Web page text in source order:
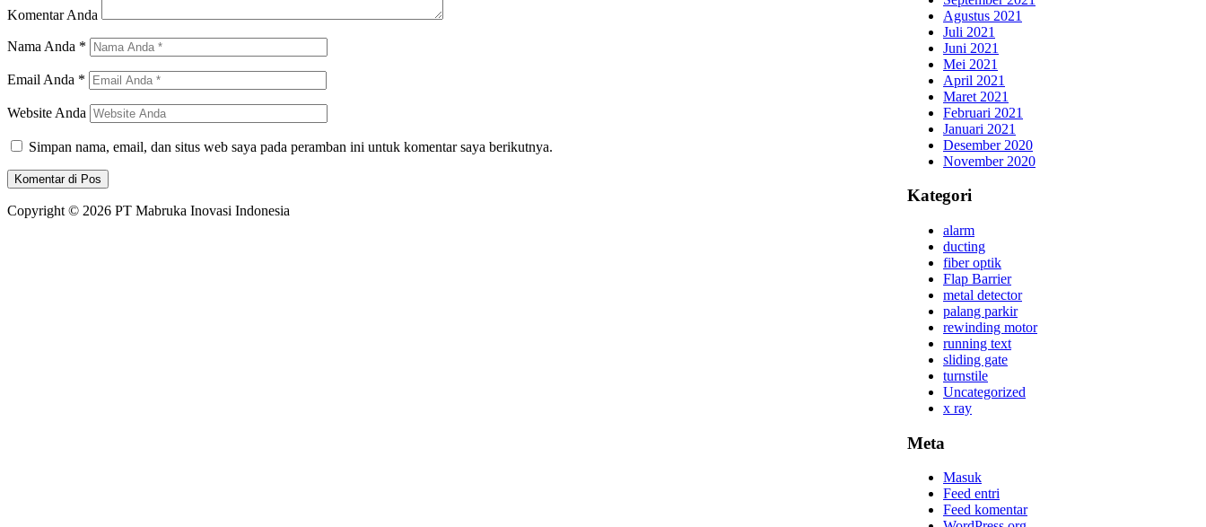
Komentar Anda
Nama Anda *
Email Anda *
Website Anda
Simpan nama, email, dan situs web saya pada peramban ini untuk komentar saya berikutnya.
Agustus 2021
Juli 2021
Juni 2021
Mei 2021
April 2021
Maret 2021
Februari 2021
Januari 2021
Desember 2020
November 2020
Kategori
alarm
ducting
fiber optik
Flap Barrier
metal detector
palang parkir
rewinding motor
running text
sliding gate
turnstile
Uncategorized
x ray
Meta
Masuk
Feed entri
Feed komentar
Copyright © 2026 PT Mabruka Inovasi Indonesia